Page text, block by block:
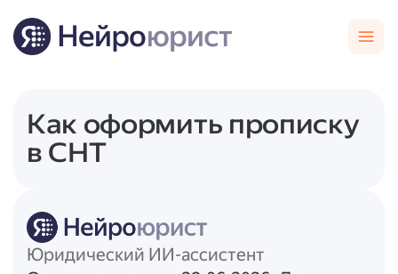
Как оформить прописку
в СНТ
Юридический ИИ-ассистент